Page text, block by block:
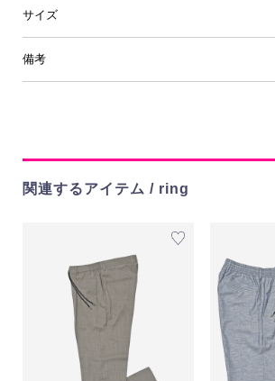
サイズ
備考
関連するアイテム / ring